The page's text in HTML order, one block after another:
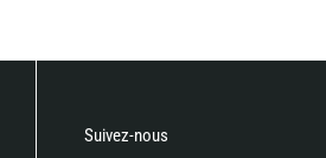
Suivez-nous